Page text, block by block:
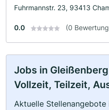
Fuhrmannstr. 23, 93413
0.0 (0
Jobs in
Vollzeit, Teilzeit,
Aktuelle